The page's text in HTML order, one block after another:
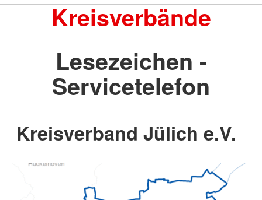
Kreisverbände
Lesezeichen -
Servicetelefon
Kreisverband Jülich e.V.